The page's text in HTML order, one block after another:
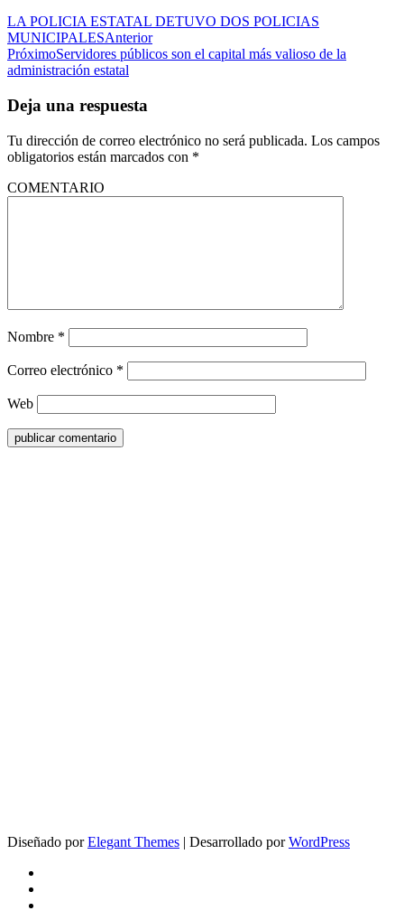
LA POLICIA ESTATAL DETUVO DOS POLICIAS
MUNICIPALESAnterior
PróximoServidores públicos son el capital más valioso de la
administración estatal
Deja una respuesta
Tu dirección de correo electrónico no será publicada. Los campos
obligatorios están marcados con *
COMENTARIO
Nombre *
Correo electrónico *
Web
Diseñado porElegant Themes | Desarrollado porWordPress